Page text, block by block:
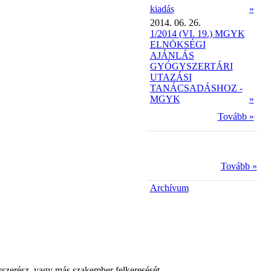
kiadás
»
2014. 06. 26.
1/2014 (VI. 19.) MGYK
ELNÖKSÉGI
AJÁNLÁS
GYÓGYSZERTÁRI
UTAZÁSI
TANÁCSADÁSHOZ -
MGYK
»
Tovább »
Tovább »
Archívum